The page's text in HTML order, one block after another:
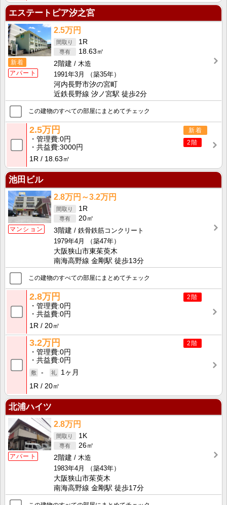
エステートピア汐之宮
新着
アパート
2.5万円
1R
18.63㎡
2階建
木造
1991年3月
（築35年）
河内長野市汐の宮町
近鉄長野線 汐ノ宮駅 徒歩2分
この建物のすべての部屋にまとめてチェック
新着
2階
2.5万円
管理費 0円
共益費 3000円
1R
18.63㎡
池田ビル
マンション
2.8万円～3.2万円
1R
20㎡
3階建
鉄骨鉄筋コンクリート
1979年4月
（築47年）
大阪狭山市東茱萸木
南海高野線 金剛駅 徒歩13分
この建物のすべての部屋にまとめてチェック
2階
2.8万円
管理費 0円
共益費 0円
1R
20㎡
2階
3.2万円
管理費 0円
共益費 0円
-
1ヶ月
1R
20㎡
北浦ハイツ
アパート
2.8万円
1K
26㎡
2階建
木造
1983年4月
（築43年）
大阪狭山市茱萸木
南海高野線 金剛駅 徒歩17分